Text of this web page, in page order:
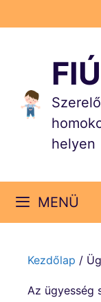
a
helyen
MENÜ
Kezdőlap /
Az ügyesség